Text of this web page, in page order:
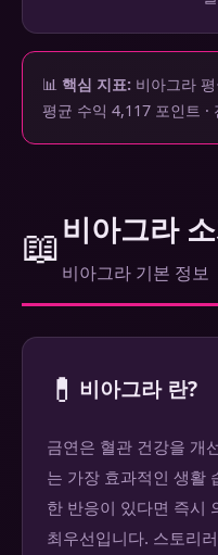
📊 핵심 지표: 비아그라
평균 수익 4,117 포인트
📖비아그라
비아그라 기본 정보
💊 비아그라 란?
금연은 혈관 건강을 개
는 가장 효과적인 생활
한 반응이 있다면 즉시
최우선입니다. 스토리